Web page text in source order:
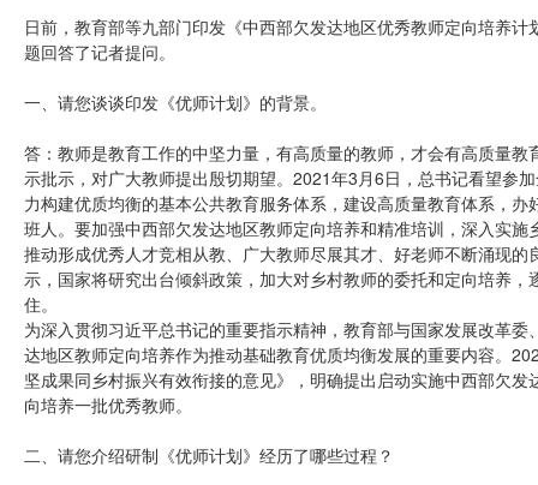
日前，教育部等九部门印发《中西部欠发达地区优秀教师定向培养
题回答了记者提问。
一、请您谈谈印发《优师计划》的背景。
答：教师是教育工作的中坚力量，有高质量的教师，才会有高质量
示批示，对广大教师提出殷切期望。2021年3月6日，总书记看望参
力构建优质均衡的基本公共教育服务体系，建设高质量教育体系，
班人。要加强中西部欠发达地区教师定向培养和精准培训，深入实
推动形成优秀人才竞相从教、广大教师尽展其才、好老师不断涌现
示，国家将研究出台倾斜政策，加大对乡村教师的委托和定向培养
住。
为深入贯彻习近平总书记的重要指示精神，教育部与国家发展改革
达地区教师定向培养作为推动基础教育优质均衡发展的重要内容。
坚成果同乡村振兴有效衔接的意见》，明确提出启动实施中西部欠
向培养一批优秀教师。
二、请您介绍研制《优师计划》经历了哪些过程？